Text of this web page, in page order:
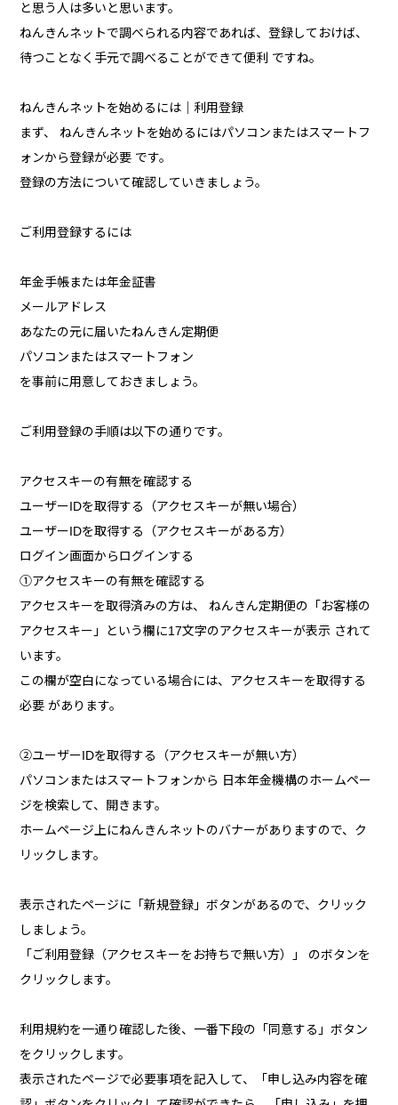
と思う人は多いと思います。
ねんきんネットで調べられる内容であれば、登録しておけば、
待つことなく手元で調べることができて便利 ですね。
ねんきんネットを始めるには｜利用登録
まず、 ねんきんネットを始めるにはパソコンまたはスマートフ
ォンから登録が必要 です。
登録の方法について確認していきましょう。
ご利用登録するには
年金手帳または年金証書
メールアドレス
あなたの元に届いたねんきん定期便
パソコンまたはスマートフォン
を事前に用意しておきましょう。
ご利用登録の手順は以下の通りです。
アクセスキーの有無を確認する
ユーザーIDを取得する（アクセスキーが無い場合）
ユーザーIDを取得する（アクセスキーがある方）
ログイン画面からログインする
①アクセスキーの有無を確認する
アクセスキーを取得済みの方は、 ねんきん定期便の「お客様の
アクセスキー」という欄に17文字のアクセスキーが表示 されて
います。
この欄が空白になっている場合には、アクセスキーを取得する
必要 があります。
②ユーザーIDを取得する（アクセスキーが無い方）
パソコンまたはスマートフォンから 日本年金機構のホームペー
ジを検索して、開きます。
ホームページ上にねんきんネットのバナーがありますので、ク
リックします。
表示されたページに「新規登録」ボタンがあるので、クリック
しましょう。
「ご利用登録（アクセスキーをお持ちで無い方）」 のボタンを
クリックします。
利用規約を一通り確認した後、一番下段の「同意する」ボタン
をクリックします。
表示されたページで必要事項を記入して、「申し込み内容を確